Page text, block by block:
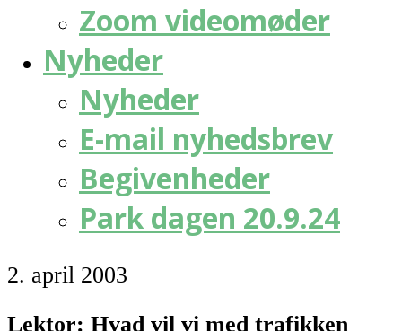
Zoom videomøder
Nyheder
Nyheder
E-mail nyhedsbrev
Begivenheder
Park dagen 20.9.24
2. april 2003
Lektor: Hvad vil vi med trafikken